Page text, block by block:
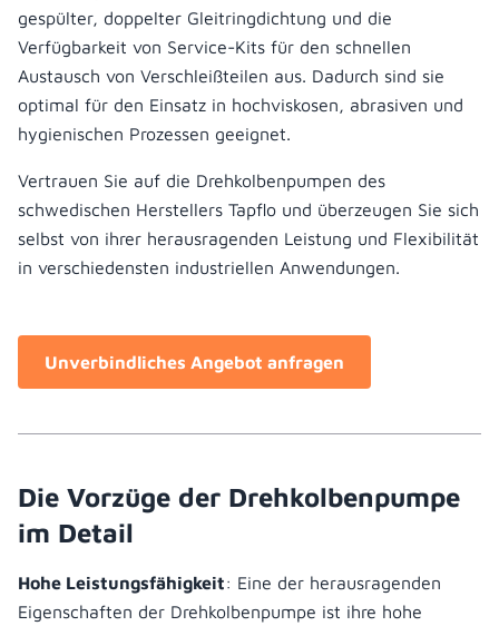
gespülter, doppelter Gleitringdichtung und die
Verfügbarkeit von Service-Kits für den schnellen
Austausch von Verschleißteilen aus. Dadurch sind sie
optimal für den Einsatz in hochviskosen, abrasiven und
hygienischen Prozessen geeignet.
Vertrauen Sie auf die Drehkolbenpumpen des
schwedischen Herstellers Tapflo und überzeugen Sie sich
selbst von ihrer herausragenden Leistung und Flexibilität
in verschiedensten industriellen Anwendungen.
Unverbindliches Angebot anfragen
Die Vorzüge der Drehkolbenpumpe
im Detail
Hohe Leistungsfähigkeit: Eine der herausragenden
Eigenschaften der Drehkolbenpumpe ist ihre hohe